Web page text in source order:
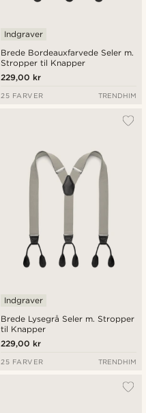
Brede Bordeauxfarvede Seler m.
Stropper til Knapper
Indgraver
229,00 kr
25 FARVER TRENDHIM
Brede Lysegrå Seler m. Stropper
til Knapper
Indgraver
229,00 kr
25 FARVER TRENDHIM